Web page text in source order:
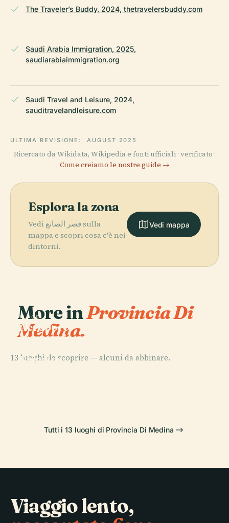
The Traveler’s Buddy, 2024, thetravelersbuddy.com
Saudi Arabia Immigration, 2025,
saudiarabiaimmigration.org
Saudi Travel and Leisure, 2024,
sauditravelandleisure.com
ULTIMA REVISIONE: AUGUST 2025
Ricercato da Wikidata, Wikipedia e fonti ufficiali · verificato ·
Come creiamo le nostre guide →
Esplora la zona
Vedi قصر الصانع sulla
mappa e scopri cosa c'è nei
dintorni.
Vedi mappa
More inProvincia Di
Medina.
13 luoghi da scoprire — alcuni da abbinare.
PLACE PLACE
PLACE
Aeroporto
Internazionale
Principe
Tutti i 13 luoghi di Provincia Di Medina
Viaggio lento,